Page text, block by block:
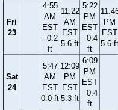
Fri
23
4:55
AM
EST
−0.2
ft
11:22
AM
EST
5.6 ft
5:22
PM
EST
−0.4
ft
PM
EST
5.6 ft
Sat
24
5:47
AM
EST
0.0 ft
12:09
PM
EST
5.3 ft
6:09
PM
EST
−0.4
ft